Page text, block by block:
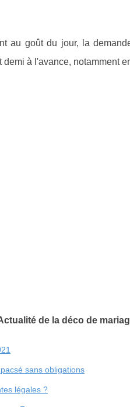
au goût du jour, la
à l'avance, notamment
de la déco de
sans obligations
légales ?